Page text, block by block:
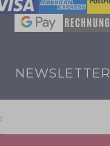
NEWSLETTER